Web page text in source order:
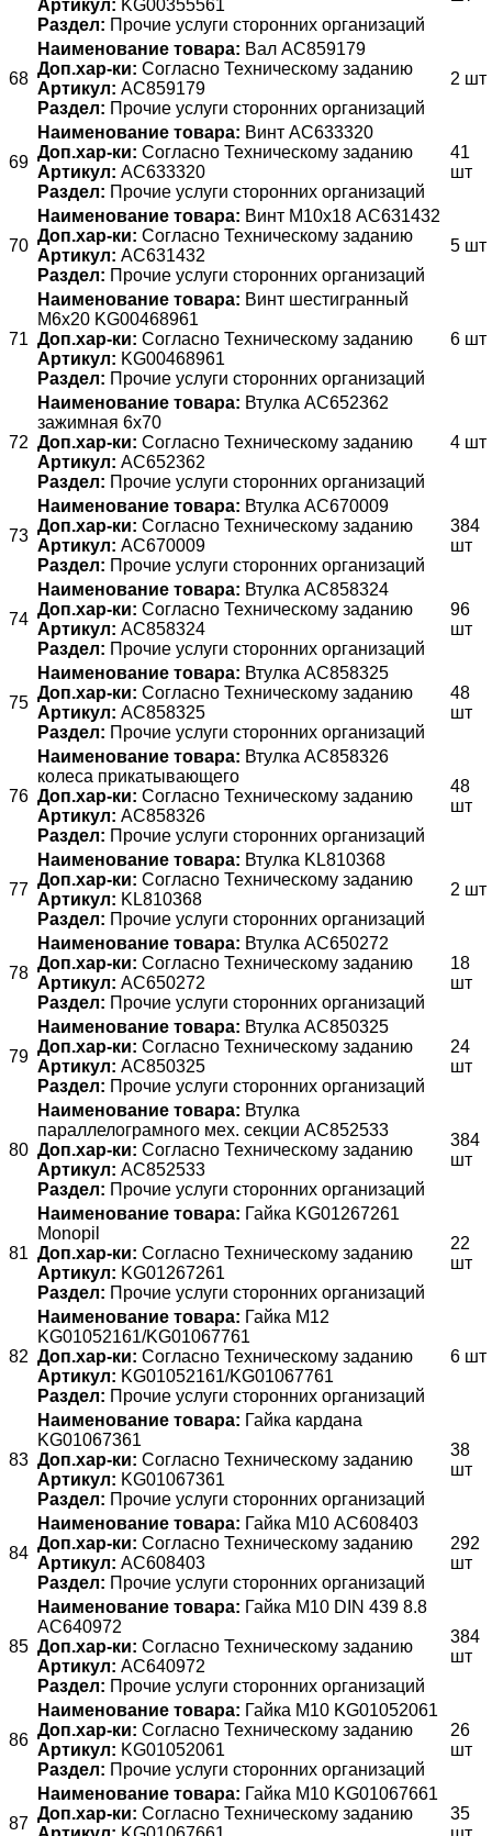
Артикул: KG00355561
Раздел: Прочие услуги сторонних организаций
68
Наименование товара: Вал AC859179
Доп.хар-ки: Согласно Техническому заданию
Артикул: AC859179
Раздел: Прочие услуги сторонних организаций
2 шт
69
Наименование товара: Винт AC633320
Доп.хар-ки: Согласно Техническому заданию
Артикул: AC633320
Раздел: Прочие услуги сторонних организаций
41
шт
70
Наименование товара: Винт М10х18 AC631432
Доп.хар-ки: Согласно Техническому заданию
Артикул: AC631432
Раздел: Прочие услуги сторонних организаций
5 шт
71
Наименование товара: Винт шестигранный
М6х20 KG00468961
Доп.хар-ки: Согласно Техническому заданию
Артикул: KG00468961
Раздел: Прочие услуги сторонних организаций
6 шт
72
Наименование товара: Втулка AC652362
зажимная 6x70
Доп.хар-ки: Согласно Техническому заданию
Артикул: AC652362
Раздел: Прочие услуги сторонних организаций
4 шт
73
Наименование товара: Втулка AC670009
Доп.хар-ки: Согласно Техническому заданию
Артикул: AC670009
Раздел: Прочие услуги сторонних организаций
384
шт
74
Наименование товара: Втулка AC858324
Доп.хар-ки: Согласно Техническому заданию
Артикул: AC858324
Раздел: Прочие услуги сторонних организаций
96
шт
75
Наименование товара: Втулка AC858325
Доп.хар-ки: Согласно Техническому заданию
Артикул: AC858325
Раздел: Прочие услуги сторонних организаций
48
шт
76
Наименование товара: Втулка AC858326
колеса прикатывающего
Доп.хар-ки: Согласно Техническому заданию
Артикул: AC858326
Раздел: Прочие услуги сторонних организаций
48
шт
77
Наименование товара: Втулка KL810368
Доп.хар-ки: Согласно Техническому заданию
Артикул: KL810368
Раздел: Прочие услуги сторонних организаций
2 шт
78
Наименование товара: Втулка АС650272
Доп.хар-ки: Согласно Техническому заданию
Артикул: АС650272
Раздел: Прочие услуги сторонних организаций
18
шт
79
Наименование товара: Втулка АС850325
Доп.хар-ки: Согласно Техническому заданию
Артикул: АС850325
Раздел: Прочие услуги сторонних организаций
24
шт
80
Наименование товара: Втулка
параллелограмного мех. секции AC852533
Доп.хар-ки: Согласно Техническому заданию
Артикул: AC852533
Раздел: Прочие услуги сторонних организаций
384
шт
81
Наименование товара: Гайка KG01267261
Monopil
Доп.хар-ки: Согласно Техническому заданию
Артикул: KG01267261
Раздел: Прочие услуги сторонних организаций
22
шт
82
Наименование товара: Гайка M12
KG01052161/KG01067761
Доп.хар-ки: Согласно Техническому заданию
Артикул: KG01052161/KG01067761
Раздел: Прочие услуги сторонних организаций
6 шт
83
Наименование товара: Гайка кардана
KG01067361
Доп.хар-ки: Согласно Техническому заданию
Артикул: KG01067361
Раздел: Прочие услуги сторонних организаций
38
шт
84
Наименование товара: Гайка М10 AC608403
Доп.хар-ки: Согласно Техническому заданию
Артикул: AC608403
Раздел: Прочие услуги сторонних организаций
292
шт
85
Наименование товара: Гайка М10 DIN 439 8.8
AC640972
Доп.хар-ки: Согласно Техническому заданию
Артикул: AC640972
Раздел: Прочие услуги сторонних организаций
384
шт
86
Наименование товара: Гайка М10 KG01052061
Доп.хар-ки: Согласно Техническому заданию
Артикул: KG01052061
Раздел: Прочие услуги сторонних организаций
26
шт
87
Наименование товара: Гайка М10 KG01067661
Доп.хар-ки: Согласно Техническому заданию
35